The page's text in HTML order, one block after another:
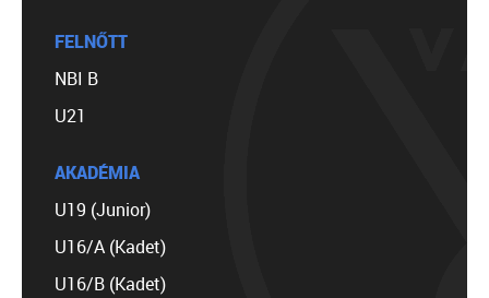
FELNŐTT
NBI B
U21
AKADÉMIA
U19 (Junior)
U16/A (Kadet)
U16/B (Kadet)